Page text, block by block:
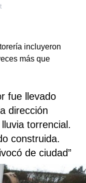
incluyeron
más que
fue llevado
dirección
torrencial.
construida.
de ciudad”